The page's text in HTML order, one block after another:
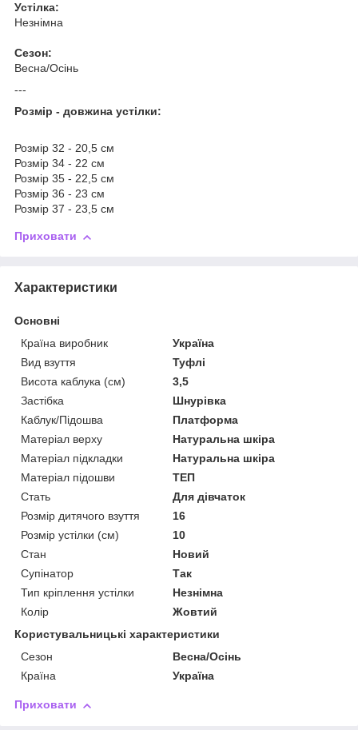
Устілка:
Незнімна
Сезон:
Весна/Осінь
---
Розмір - довжина устілки:
Розмір 32 - 20,5 см
Розмір 34 - 22 см
Розмір 35 - 22,5 см
Розмір 36 - 23 см
Розмір 37 - 23,5 см
Приховати
Характеристики
Основні
Країна виробник
Україна
Вид взуття
Туфлі
Висота каблука (см)
3,5
Застібка
Шнурівка
Каблук/Підошва
Платформа
Матеріал верху
Натуральна шкіра
Матеріал підкладки
Натуральна шкіра
Матеріал підошви
ТЕП
Стать
Для дівчаток
Розмір дитячого взуття
16
Розмір устілки (см)
10
Стан
Новий
Супінатор
Так
Тип кріплення устілки
Незнімна
Колір
Жовтий
Користувальницькі характеристики
Сезон
Весна/Осінь
Країна
Україна
Приховати